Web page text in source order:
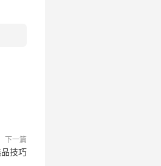
下一篇
技巧​